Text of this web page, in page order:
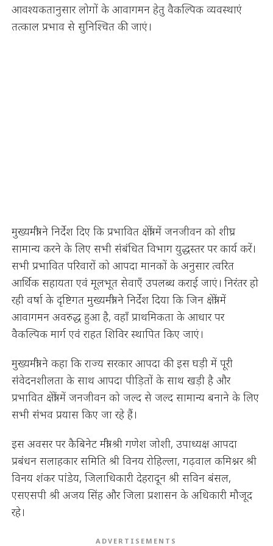
आवश्यकतानुसार लोगों के आवागमन हेतु वैकल्पिक व्यवस्थाएं
तत्काल प्रभाव से सुनिश्चित की जाएं।
मुख्यमंत्री ने निर्देश दिए कि प्रभावित क्षेत्रों में जनजीवन को शीघ्र
सामान्य करने के लिए सभी संबंधित विभाग युद्धस्तर पर कार्य करें।
सभी प्रभावित परिवारों को आपदा मानकों के अनुसार त्वरित
आर्थिक सहायता एवं मूलभूत सेवाएँ उपलब्ध कराई जाएं। निरंतर हो
रही वर्षा के दृष्टिगत मुख्यमंत्री ने निर्देश दिया कि जिन क्षेत्रों में
आवागमन अवरुद्ध हुआ है, वहाँ प्राथमिकता के आधार पर
वैकल्पिक मार्ग एवं राहत शिविर स्थापित किए जाएं।
मुख्यमंत्री ने कहा कि राज्य सरकार आपदा की इस घड़ी में पूरी
संवेदनशीलता के साथ आपदा पीड़ितों के साथ खड़ी है और
प्रभावित क्षेत्रों में जनजीवन को जल्द से जल्द सामान्य बनाने के लिए
सभी संभव प्रयास किए जा रहे हैं।
इस अवसर पर कैबिनेट मंत्री श्री गणेश जोशी, उपाध्यक्ष आपदा
प्रबंधन सलाहकार समिति श्री विनय रोहिल्ला, गढ़वाल कमिश्नर श्री
विनय शंकर पांडेय, जिलाधिकारी देहरादून श्री सविन बंसल,
एसएसपी श्री अजय सिंह और जिला प्रशासन के अधिकारी मौजूद
रहे।
ADVERTISEMENTS